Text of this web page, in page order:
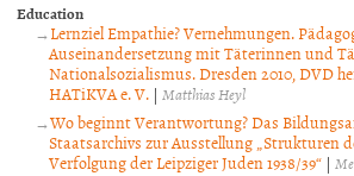
Education
Lernziel Empathie? Vernehmungen.
Auseinandersetzung mit Täterinnen und
Nationalsozialismus. Dresden 2010, DVD
HATiKVA e. V. | Matthias Heyl
Wo beginnt Verantwortung? Das
Staatsarchivs zur Ausstellung „Strukturen
Verfolgung der Leipziger Juden 1938/39“ |